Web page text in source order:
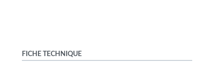
FICHE TECHNIQUE